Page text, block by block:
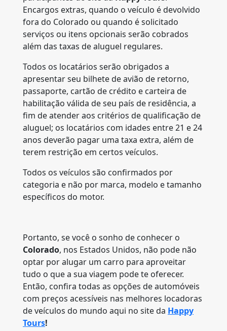
Encargos extras, quando o veículo é devolvido
fora do Colorado ou quando é solicitado
serviços ou itens opcionais serão cobrados
além das taxas de aluguel regulares.
Todos os locatários serão obrigados a
apresentar seu bilhete de avião de retorno,
passaporte, cartão de crédito e carteira de
habilitação válida de seu país de residência, a
fim de atender aos critérios de qualificação de
aluguel; os locatários com idades entre 21 e 24
anos deverão pagar uma taxa extra, além de
terem restrição em certos veículos.
Todos os veículos são confirmados por
categoria e não por marca, modelo e tamanho
específicos do motor.
Portanto, se você o sonho de conhecer o
Colorado, nos Estados Unidos, não pode não
optar por alugar um carro para aproveitar
tudo o que a sua viagem pode te oferecer.
Então, confira todas as opções de automóveis
com preços acessíveis nas melhores locadoras
de veículos do mundo aqui no site da Happy
Tours!